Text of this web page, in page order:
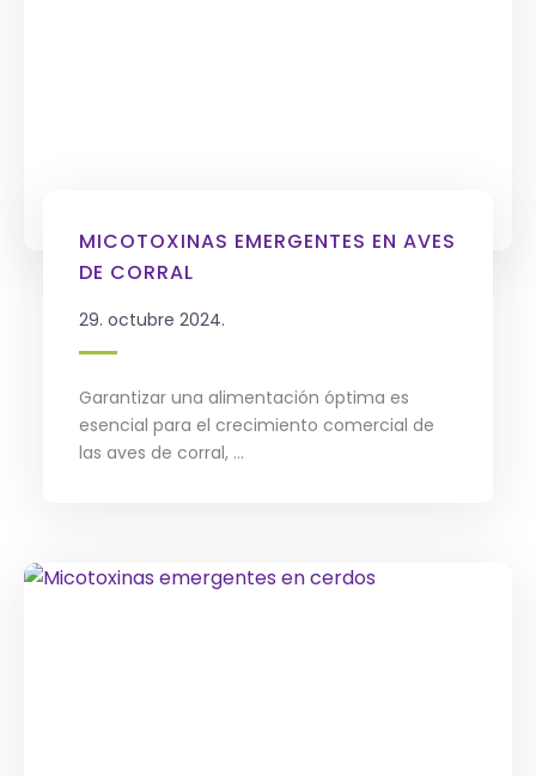
MICOTOXINAS EMERGENTES EN AVES
DE CORRAL
29. octubre 2024.
Garantizar una alimentación óptima es
esencial para el crecimiento comercial de
las aves de corral, ...